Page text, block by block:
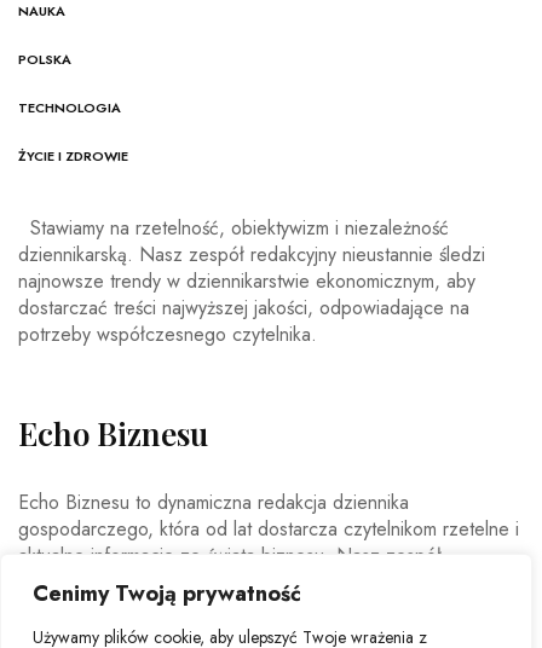
Cenimy Twoją prywatność
Używamy plików cookie, aby ulepszyć Twoje wrażenia z
NAUKA
POLSKA
TECHNOLOGIA
ŻYCIE I ZDROWIE
Stawiamy na rzetelność, obiektywizm i niezależność
dziennikarską. Nasz zespół redakcyjny nieustannie śledzi
najnowsze trendy w dziennikarstwie ekonomicznym, aby
dostarczać treści najwyższej jakości, odpowiadające na
potrzeby współczesnego czytelnika.
Echo Biznesu
Echo Biznesu to dynamiczna redakcja dziennika
gospodarczego, która od lat dostarcza czytelnikom rzetelne i
aktualne informacje ze świata biznesu. Nasz zespół
doświadczonych dziennikarzy i ekspertów ekonomicznych
codziennie analizuje najważniejsze wydarzenia rynkowe,
trendy gospodarcze oraz decyzje mające wpływ na polską i